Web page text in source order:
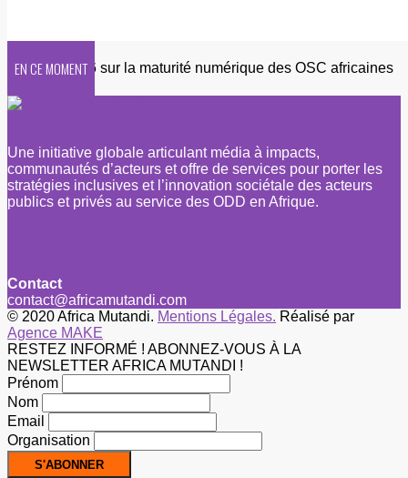
EN CE MOMENT
2026 sur la maturité numérique des OSC africaines
Une initiative globale articulant média à impacts,
communautés d’acteurs et offre de services pour porter les
stratégies inclusives et l’innovation sociétale des acteurs
publics et privés au service des ODD en Afrique.
Contact
contact@africamutandi.com
© 2020 Africa Mutandi. Mentions Légales. Réalisé par
Agence MAKE
RESTEZ INFORMÉ ! ABONNEZ-VOUS À LA
NEWSLETTER AFRICA MUTANDI !
Prénom
Nom
Email
Organisation